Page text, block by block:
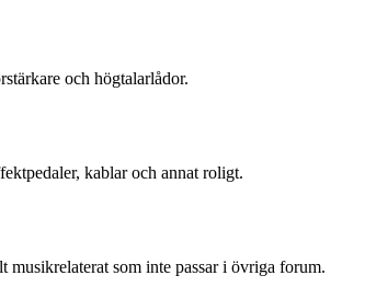
och högtalarlådor.
kablar och annat roligt.
musikrelaterat som inte passar i övriga forum.